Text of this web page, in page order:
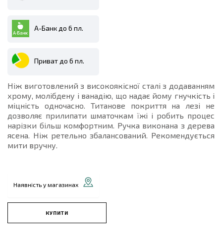
А-Банк до 6 пл.
Приват до 6 пл.
Ніж виготовлений з високоякісної сталі з додаванням
хрому, молібдену і ванадію, що надає йому гнучкість і
міцність одночасно. Титанове покриття на лезі не
дозволяє прилипати шматочкам їжі і робить процес
нарізки більш комфортним. Ручка виконана з дерева
ясена. Ніж ретельно збалансований. Рекомендується
мити вручну.
Наявність у магазинах
КУПИТИ